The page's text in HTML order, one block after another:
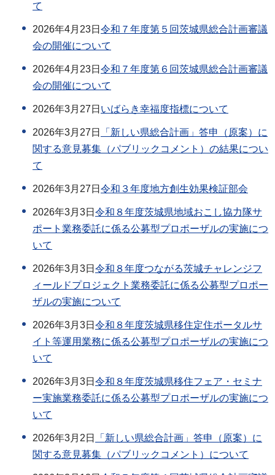
て
2026年4月23日 令和７年度第５回茨城県総合計画審議
会の開催について
2026年4月23日 令和７年度第６回茨城県総合計画審議
会の開催について
2026年3月27日 いばらき幸福度指標について
2026年3月27日
「新しい県総合計画」答申（原案）に
関する意見募集（パブリックコメント）の結果につい
て
2026年3月27日 令和３年度地方創生効果検証部会
2026年3月3日 令和８年度茨城県地域おこし協力隊サ
ポート業務委託に係る公募型プロポーザルの実施につ
いて
2026年3月3日 令和８年度つながる茨城チャレンジフ
ィールドプロジェクト業務委託に係る公募型プロポー
ザルの実施について
2026年3月3日 令和８年度茨城県移住定住ポータルサ
イト等運用業務に係る公募型プロポーザルの実施につ
いて
2026年3月3日 令和８年度茨城県移住フェア・セミナ
ー実施業務委託に係る公募型プロポーザルの実施につ
いて
2026年3月2日
「新しい県総合計画」答申（原案）に
関する意見募集（パブリックコメント）について